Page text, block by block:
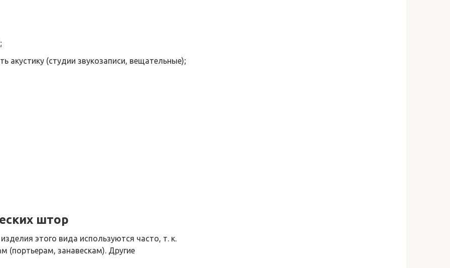
акустику (студии звукозаписи, вещательные);
штор
этого вида используются часто, т. к.
(портьерам, занавескам). Другие